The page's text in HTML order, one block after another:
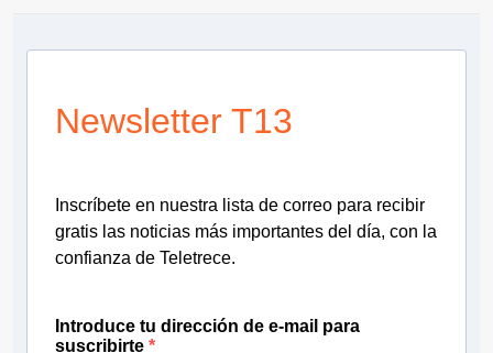
Newsletter T13
Inscríbete en nuestra lista de correo para recibir
gratis las noticias más importantes del día, con la
confianza de Teletrece.
Introduce tu dirección de e-mail para
suscribirte